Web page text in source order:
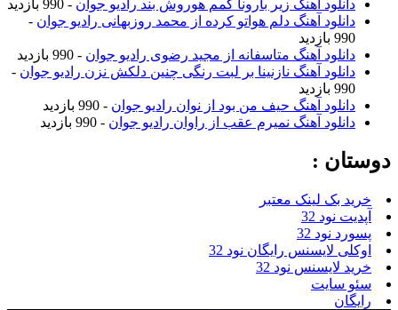
آهنگ زیر بارونا گمم هوروش بند رادیو جوان - 990 بازدید
آهنگ دلم هواتو کرده از محمد روزبهانی رادیو جوان -
آهنگ متاسفانه از مجید رضوی رادیو جوان - 990 بازدید
آهنگ نازنینا بر لبت رنگی چنین دلکش نزن رادیو جوان -
آهنگ حیف من بود از نوان رادیو جوان - 990 بازدید
آهنگ نمیرم عقب از راوان رادیو جوان - 990 بازدید
:
بک لینک معتبر
32
نود 32
لایسنس رایگان نود 32
نود 32